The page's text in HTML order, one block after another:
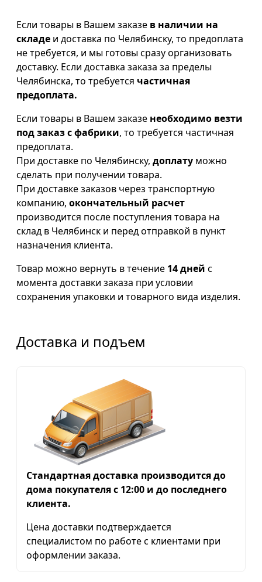
Если товары в Вашем заказе в наличии на
складе и доставка по Челябинску, то предоплата
не требуется, и мы готовы сразу организовать
доставку. Если доставка заказа за пределы
Челябинска, то требуется частичная
предоплата.
Если товары в Вашем заказе необходимо везти
под заказ с фабрики, то требуется частичная
предоплата.
При доставке по Челябинску, доплату можно
сделать при получении товара.
При доставке заказов через транспортную
компанию, окончательный расчет
производится после поступления товара на
склад в Челябинск и перед отправкой в пункт
назначения клиента.
Товар можно вернуть в течение 14 дней с
момента доставки заказа при условии
сохранения упаковки и товарного вида изделия.
Доставка и подъем
Стандартная доставка производится до
дома покупателя с 12:00 и до последнего
клиента.
Цена доставки подтверждается
специалистом по работе с клиентами при
оформлении заказа.